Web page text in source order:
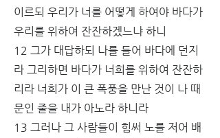
이르되 우리가 너를 어떻게 하여야 바다가
우리를 위하여 잔잔하겠느냐 하니
12 그가 대답하되 나를 들어 바다에 던지
라 그리하면 바다가 너희를 위하여 잔잔하
리라 너희가 이 큰 폭풍을 만난 것이 나 때
문인 줄을 내가 아노라 하니라
13 그러나 그 사람들이 힘써 노를 저어 배